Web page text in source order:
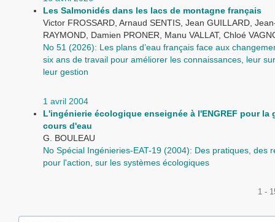
Les Salmonidés dans les lacs de montagne français
Victor FROSSARD, Arnaud SENTIS, Jean GUILLARD,
RAYMOND, Damien PRONER, Manu VALLAT, Chloé
No 51 (2026): Les plans d’eau français face aux
six ans de travail pour améliorer les connaissances, leur
leur gestion
1 avril 2004
L'ingénierie écologique enseignée à l'ENGREF pour la
cours d'eau
G. BOULEAU
No Spécial Ingénieries-EAT-19 (2004): Des pratiques, des
pour l'action, sur les systèmes écologiques
1 -